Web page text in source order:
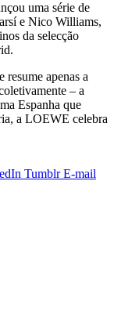
uma série de
e Nico Williams,
da selecção
resume apenas a
– a
Espanha que
a LOEWE celebra
Tumblr E-mail